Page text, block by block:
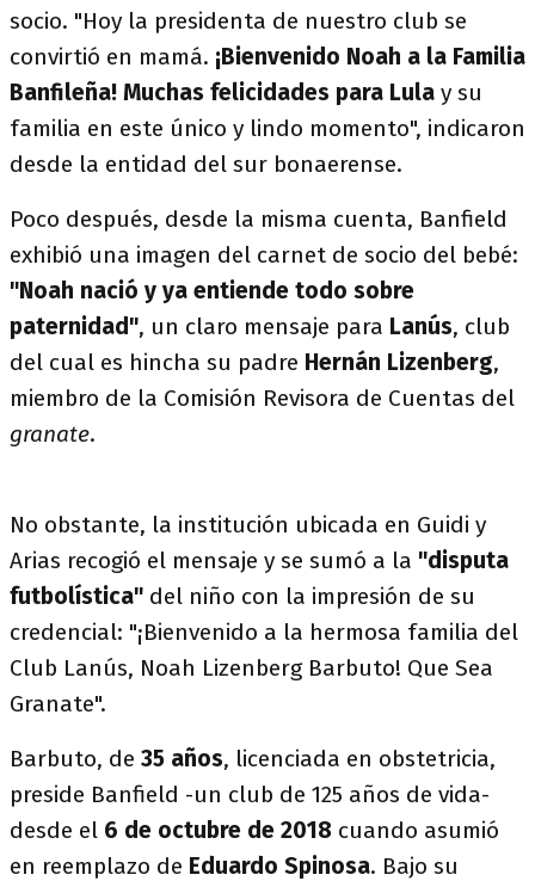
socio. "Hoy la presidenta de nuestro club se
convirtió en mamá. ¡Bienvenido Noah a la Familia
Banfileña! Muchas felicidades para Lula y su
familia en este único y lindo momento", indicaron
desde la entidad del sur bonaerense.
Poco después, desde la misma cuenta, Banfield
exhibió una imagen del carnet de socio del bebé:
"Noah nació y ya entiende todo sobre
paternidad", un claro mensaje para Lanús, club
del cual es hincha su padre Hernán Lizenberg,
miembro de la Comisión Revisora de Cuentas del
granate.
No obstante, la institución ubicada en Guidi y
Arias recogió el mensaje y se sumó a la "disputa
futbolística" del niño con la impresión de su
credencial: "¡Bienvenido a la hermosa familia del
Club Lanús, Noah Lizenberg Barbuto! Que Sea
Granate".
Barbuto, de 35 años, licenciada en obstetricia,
preside Banfield -un club de 125 años de vida-
desde el 6 de octubre de 2018 cuando asumió
en reemplazo de Eduardo Spinosa. Bajo su